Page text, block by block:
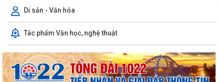
Di sản - Văn hóa
Tác phẩm Văn học, nghệ thuật
Công văn số 2968/QLD-MP ngày 31/7/2026 của Cục quản lý Dược -
Bộ Y tế về việc đình chỉ lưu hành,...
Công văn v/v đình chỉ lưu hành, thu hồi và tiêu hủy mỹ phẩm vi phạm